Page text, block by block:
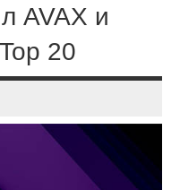
AVAX и
20